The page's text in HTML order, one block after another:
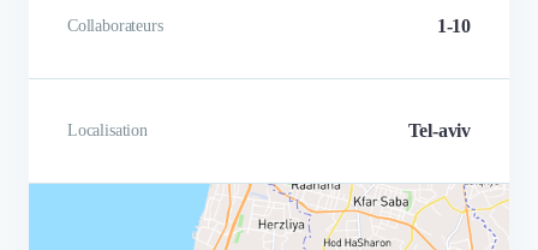
Collaborateurs 1-10
Localisation Tel-aviv